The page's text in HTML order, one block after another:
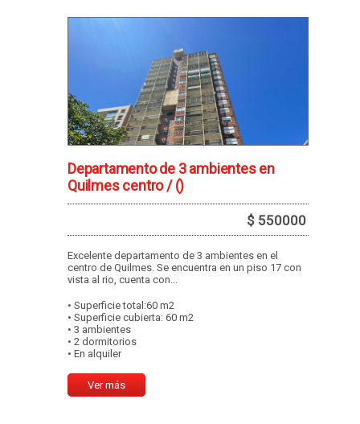
Departamento de 3 ambientes en
Quilmes centro /()
$ 550000
Excelente departamento de 3 ambientes en el
centro de Quilmes. Se encuentra en un piso 17 con
vista al rio, cuenta con...
• Superficie total:60 m2
• Superficie cubierta: 60 m2
• 3 ambientes
• 2 dormitorios
• En alquiler
Ver más